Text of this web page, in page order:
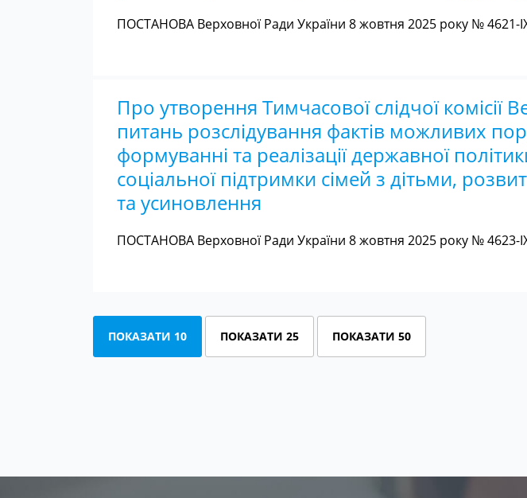
ПОСТАНОВА Верховної Ради України 8 жовтня 2025 року № 4621-
Про утворення Тимчасової слідчої комісії
питань розслідування фактів можливих
формуванні та реалізації державної
соціальної підтримки сімей з дітьми,
та усиновлення
ПОСТАНОВА Верховної Ради України 8 жовтня 2025 року № 4623-
ПОКАЗАТИ 10 ПОКАЗАТИ 25 ПОКАЗАТИ 50